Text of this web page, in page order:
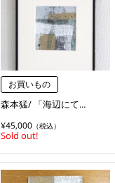
お買いもの
森本猛/ 「海辺にて...
¥45,000 （税込）
Sold out!